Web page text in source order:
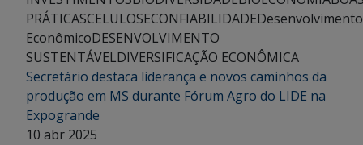
PRÁTICASCELULOSECONFIABILIDADEDesenvolvimento
EconômicoDESENVOLVIMENTO
SUSTENTÁVELDIVERSIFICAÇÃO ECONÔMICA
Secretário destaca liderança e novos caminhos da
produção em MS durante Fórum Agro do LIDE na
Expogrande
10 abr 2025